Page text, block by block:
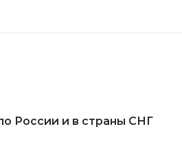
России и в страны СНГ